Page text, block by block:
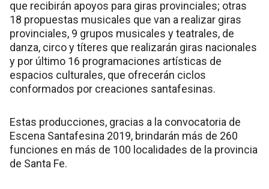
que recibirán apoyos para giras provinciales; otras
18 propuestas musicales que van a realizar giras
provinciales, 9 grupos musicales y teatrales, de
danza, circo y títeres que realizarán giras nacionales
y por último 16 programaciones artísticas de
espacios culturales, que ofrecerán ciclos
conformados por creaciones santafesinas.
Estas producciones, gracias a la convocatoria de
Escena Santafesina 2019, brindarán más de 260
funciones en más de 100 localidades de la provincia
de Santa Fe.